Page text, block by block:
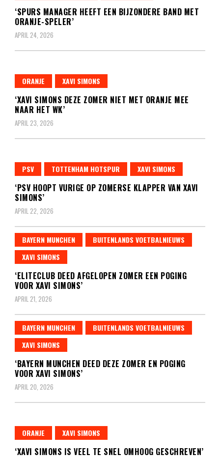
‘SPURS MANAGER HEEFT EEN BIJZONDERE BAND MET
ORANJE-SPELER’
APRIL 24, 2026
ORANJE XAVI SIMONS
‘XAVI SIMONS DEZE ZOMER NIET MET ORANJE MEE
NAAR HET WK’
APRIL 23, 2026
PSV TOTTENHAM HOTSPUR XAVI SIMONS
‘PSV HOOPT VURIGE OP ZOMERSE KLAPPER VAN XAVI
SIMONS’
APRIL 22, 2026
BAYERN MUNCHEN
BUITENLANDS VOETBALNIEUWS
XAVI SIMONS
‘ELITECLUB DEED AFGELOPEN ZOMER EEN POGING
VOOR XAVI SIMONS’
APRIL 21, 2026
BAYERN MUNCHEN
BUITENLANDS VOETBALNIEUWS
XAVI SIMONS
‘BAYERN MUNCHEN DEED DEZE ZOMER EN POGING
VOOR XAVI SIMONS’
APRIL 20, 2026
ORANJE XAVI SIMONS
‘XAVI SIMONS IS VEEL TE SNEL OMHOOG GESCHREVEN’